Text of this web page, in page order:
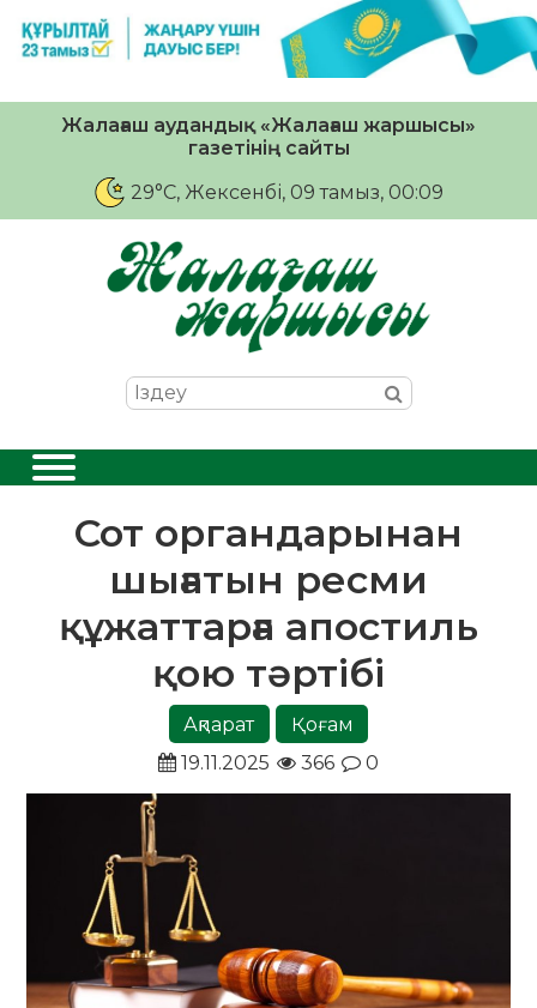
Жалағаш аудандық «Жалағаш жаршысы»
газетінің сайты
29°C, Жексенбі, 09 тамыз, 00:09
Сот органдарынан
шығатын ресми
құжаттарға апостиль
қою тәртібі
Ақпарат
Қоғам
19.11.2025
366 0